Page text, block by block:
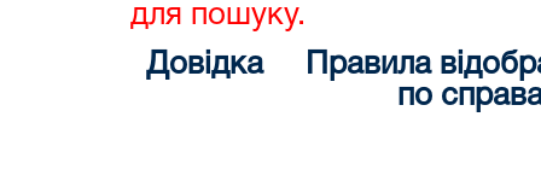
для пошуку.
Довідка
Правила
по